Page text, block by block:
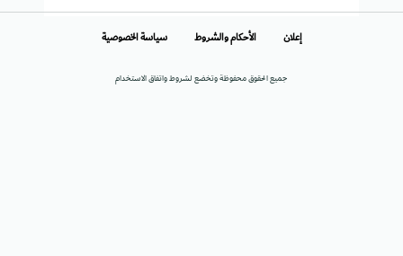
جميع الحقوق محفوظة وتخضع لشروط واتفاق الاستخدام
إعلان الأحكام والشروط سياسة الخصوصية